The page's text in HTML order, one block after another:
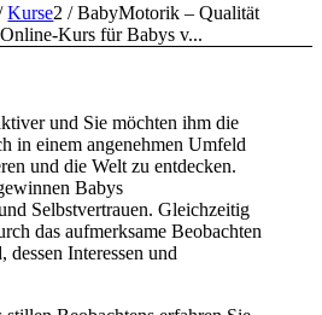
Kurse2 / BabyMotorik – Qualität
Kurs für Babys v...
und Sie möchten ihm die
in einem angenehmen Umfeld
und die Welt zu entdecken.
Babys
Selbstvertrauen. Gleichzeitig
das aufmerksame Beobachten
Interessen und